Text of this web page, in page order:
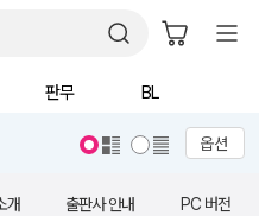
판무 BL
옵션
개 출판사 안내 PC 버전